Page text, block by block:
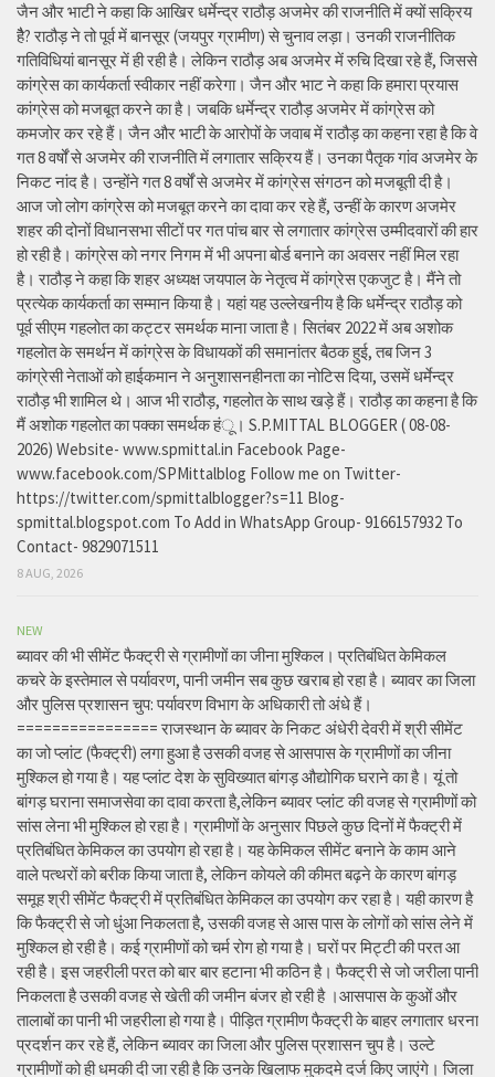
जैन और भाटी ने कहा कि आखिर धर्मेन्द्र राठौड़ अजमेर की राजनीति में क्यों सक्रिय
हैै? राठौड़ ने तो पूर्व में बानसूर (जयपुर ग्रामीण) से चुनाव लड़ा। उनकी राजनीतिक
गतिविधियां बानसूर में ही रही है। लेकिन राठौड़ अब अजमेर में रुचि दिखा रहे हैं, जिससे
कांग्रेस का कार्यकर्ता स्वीकार नहीं करेगा। जैन और भाट ने कहा कि हमारा प्रयास
कांग्रेस को मजबूत करने का है। जबकि धर्मेन्द्र राठौड़ अजमेर में कांग्रेस को
कमजोर कर रहे हैं। जैन और भाटी के आरोपों के जवाब में राठौड़ का कहना रहा है कि वे
गत 8 वर्षों से अजमेर की राजनीति में लगातार सक्रिय हैं। उनका पैतृक गांव अजमेर के
निकट नांद है। उन्होंने गत 8 वर्षों से अजमेर में कांग्रेस संगठन को मजबूती दी है।
आज जो लोग कांग्रेस को मजबूत करने का दावा कर रहे हैं, उन्हीं के कारण अजमेर
शहर की दोनों विधानसभा सीटों पर गत पांच बार से लगातार कांग्रेस उम्मीदवारों की हार
हो रही है। कांग्रेस को नगर निगम में भी अपना बोर्ड बनाने का अवसर नहीं मिल रहा
है। राठौड़ ने कहा कि शहर अध्यक्ष जयपाल के नेतृत्व में कांग्रेस एकजुट है। मैंने तो
प्रत्येक कार्यकर्ता का सम्मान किया है। यहां यह उल्लेखनीय है कि धर्मेन्द्र राठौड़ को
पूर्व सीएम गहलोत का कट्टर समर्थक माना जाता है। सितंबर 2022 में अब अशोक
गहलोत के समर्थन में कांग्रेस के विधायकों की समानांतर बैठक हुई, तब जिन 3
कांग्रेसी नेताओं को हाईकमान ने अनुशासनहीनता का नोटिस दिया, उसमें धर्मेन्द्र
राठौड़ भी शामिल थे। आज भी राठौड़, गहलोत के साथ खड़े हैं। राठौड़ का कहना है कि
मैं अशोक गहलोत का पक्का समर्थक हंू। S.P.MITTAL BLOGGER ( 08-08-
2026) Website- www.spmittal.in Facebook Page-
www.facebook.com/SPMittalblog Follow me on Twitter-
https://twitter.com/spmittalblogger?s=11 Blog-
spmittal.blogspot.com To Add in WhatsApp Group- 9166157932 To
Contact- 9829071511
8 AUG, 2026
NEW
ब्यावर की भी सीमेंट फैक्ट्री से ग्रामीणों का जीना मुश्किल। प्रतिबंधित केमिकल
कचरे के इस्तेमाल से पर्यावरण, पानी जमीन सब कुछ खराब हो रहा है। ब्यावर का जिला
और पुलिस प्रशासन चुप: पर्यावरण विभाग के अधिकारी तो अंधे हैं।
================ राजस्थान के ब्यावर के निकट अंधेरी देवरी में श्री सीमेंट
का जो प्लांट (फैक्ट्री) लगा हुआ है उसकी वजह से आसपास के ग्रामीणों का जीना
मुश्किल हो गया है। यह प्लांट देश के सुविख्यात बांगड़ औद्योगिक घराने का है। यूं तो
बांगड़ घराना समाजसेवा का दावा करता है,लेकिन ब्यावर प्लांट की वजह से ग्रामीणों को
सांस लेना भी मुश्किल हो रहा है। ग्रामीणों के अनुसार पिछले कुछ दिनों में फैक्ट्री में
प्रतिबंधित केमिकल का उपयोग हो रहा है। यह केमिकल सीमेंट बनाने के काम आने
वाले पत्थरों को बरीक किया जाता है, लेकिन कोयले की कीमत बढ़ने के कारण बांगड़
समूह श्री सीमेंट फैक्ट्री में प्रतिबंधित केमिकल का उपयोग कर रहा है। यही कारण है
कि फैक्ट्री से जो धुंआ निकलता है, उसकी वजह से आस पास के लोगों को सांस लेने में
मुश्किल हो रही है। कई ग्रामीणों को चर्म रोग हो गया है। घरों पर मिट्टी की परत आ
रही है। इस जहरीली परत को बार बार हटाना भी कठिन है। फैक्ट्री से जो जरीला पानी
निकलता है उसकी वजह से खेती की जमीन बंजर हो रही है ।आसपास के कुओं और
तालाबों का पानी भी जहरीला हो गया है। पीड़ित ग्रामीण फैक्ट्री के बाहर लगातार धरना
प्रदर्शन कर रहे हैं, लेकिन ब्यावर का जिला और पुलिस प्रशासन चुप है। उल्टे
ग्रामीणों को ही धमकी दी जा रही है कि उनके खिलाफ मुकदमे दर्ज किए जाएंगे। जिला